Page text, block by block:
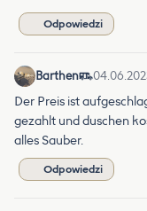
Odpowiedzi
Barthen
Der Preis ist
gezahlt und duschen
alles Sauber.
Odpowiedzi